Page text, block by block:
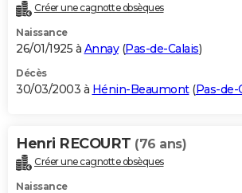
Créer une cagnotte obsèques
Naissance
26/01/1925 à Annay(Pas-de-Calais)
Décès
30/03/2003 à Hénin-Beaumont(Pas-de-
Henri RECOURT (76 ans)
Créer une cagnotte obsèques
Naissance